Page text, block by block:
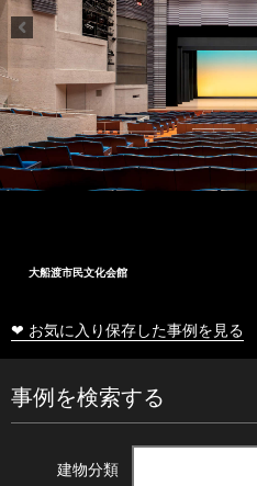
大船渡市民文化会館
❤ お気に入り保存した事例を見る
事例を検索する
建物分類